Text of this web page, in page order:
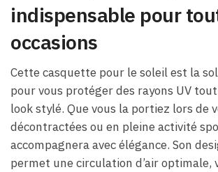
indispensable pour
occasions
Cette casquette pour le soleil est la
pour vous protéger des rayons UV
look stylé. Que vous la portiez lors de
décontractées ou en pleine activité
accompagnera avec élégance. Son
permet une circulation d’air optimale,